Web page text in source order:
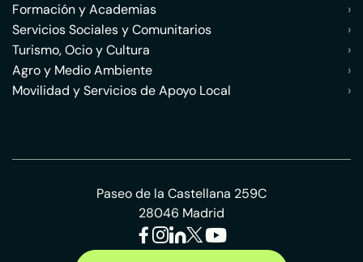
Formación y Academias
›
Servicios Sociales y Comunitarios
›
Turismo, Ocio y Cultura
›
Agro y Medio Ambiente
›
Movilidad y Servicios de Apoyo Local
›
Paseo de la Castellana 259C
28046 Madrid